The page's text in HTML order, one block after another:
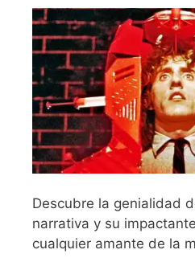
Descubre la genialidad
narrativa y su
cualquier amante de la